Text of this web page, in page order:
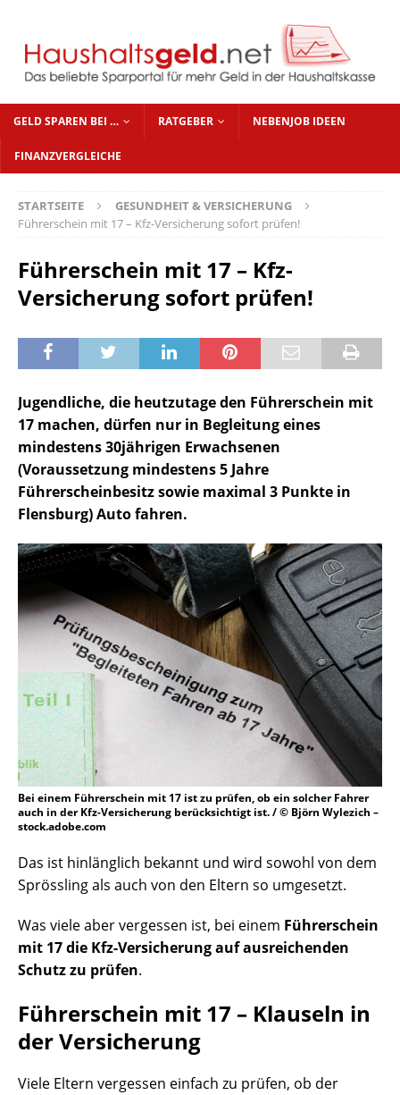
GELD SPAREN BEI … RATGEBER NEBENJOB IDEEN
FINANZVERGLEICHE
STARTSEITE
GESUNDHEIT & VERSICHERUNG
Führerschein mit 17 – Kfz-Versicherung sofort prüfen!
Führerschein mit 17 – Kfz-
Versicherung sofort prüfen!
Jugendliche, die heutzutage den Führerschein mit
17 machen, dürfen nur in Begleitung eines
mindestens 30jährigen Erwachsenen
(Voraussetzung mindestens 5 Jahre
Führerscheinbesitz sowie maximal 3 Punkte in
Flensburg) Auto fahren.
Bei einem Führerschein mit 17 ist zu prüfen, ob ein solcher Fahrer
auch in der Kfz-Versicherung berücksichtigt ist. / © Björn Wylezich –
stock.adobe.com
Das ist hinlänglich bekannt und wird sowohl von dem
Sprössling als auch von den Eltern so umgesetzt.
Was viele aber vergessen ist, bei einem Führerschein
mit 17 die Kfz-Versicherung auf ausreichenden
Schutz zu prüfen.
Führerschein mit 17 – Klauseln in
der Versicherung
Viele Eltern vergessen einfach zu prüfen, ob der